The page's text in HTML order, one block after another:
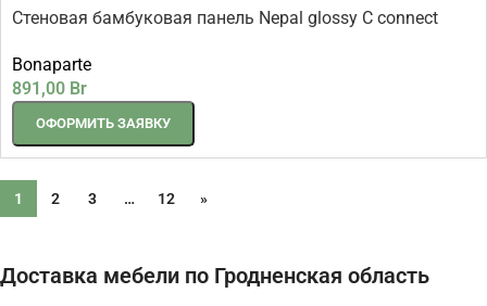
Стеновая бамбуковая панель Nepal glossy C connect
Bonaparte
891,00 Br
ОФОРМИТЬ ЗАЯВКУ
1 2 3 … 12 »
Доставка мебели по Гродненская область